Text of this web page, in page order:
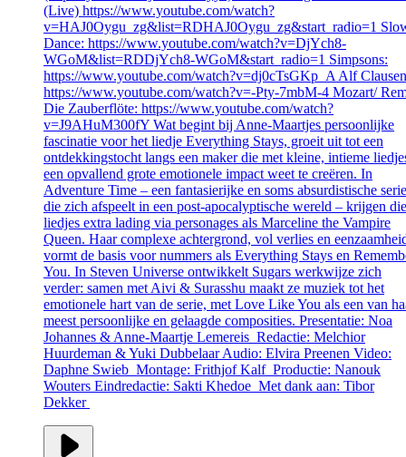
(Live) https://www.youtube.com/watch?
v=HAJ0Oygu_zg&list=RDHAJ0Oygu_zg&start_radio=1
Dance: https://www.youtube.com/watch?v=DjYch8-
WGoM&list=RDDjYch8-WGoM&start_radio=1 Simpsons:
https://www.youtube.com/watch?v=dj0cTsGKp_A Alf
https://www.youtube.com/watch?v=-Pty-7mbM-4 Mozart/
Die Zauberflöte: https://www.youtube.com/watch?
v=J9AHuM300fY Wat begint bij Anne-Maartjes persoonlijke
fascinatie voor het liedje Everything Stays, groeit uit tot een
ontdekkingstocht langs een maker die met kleine, intieme
een opvallend grote emotionele impact weet te creëren. In
Adventure Time – een fantasierijke en soms absurdistische serie
die zich afspeelt in een post-apocalyptische wereld – krijgen die
liedjes extra lading via personages als Marceline the Vampire
Queen. Haar complexe achtergrond, vol verlies en
vormt de basis voor nummers als Everything Stays en
You. In Steven Universe ontwikkelt Sugars werkwijze zich
verder: samen met Aivi & Surasshu maakt ze muziek tot het
emotionele hart van de serie, met Love Like You als een van
meest persoonlijke en gelaagde composities. Presentatie: Noa
Johannes & Anne-Maartje Lemereis Redactie: Melchior
Huurdeman & Yuki Dubbelaar Audio: Elvira Preenen Video:
Daphne Swieb Montage: Frithjof Kalf Productie: Nanouk
Wouters Eindredactie: Sakti Khedoe Met dank aan: Tibor
Dekker